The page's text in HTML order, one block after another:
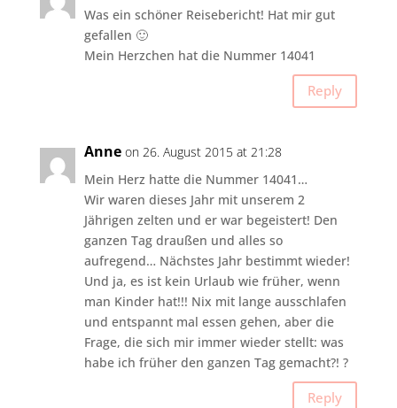
Was ein schöner Reisebericht! Hat mir gut
gefallen 🙂
Mein Herzchen hat die Nummer 14041
Reply
Anne on 26. August 2015 at 21:28
Mein Herz hatte die Nummer 14041…
Wir waren dieses Jahr mit unserem 2
Jährigen zelten und er war begeistert! Den
ganzen Tag draußen und alles so
aufregend… Nächstes Jahr bestimmt wieder!
Und ja, es ist kein Urlaub wie früher, wenn
man Kinder hat!!! Nix mit lange ausschlafen
und entspannt mal essen gehen, aber die
Frage, die sich mir immer wieder stellt: was
habe ich früher den ganzen Tag gemacht?! ?
Reply